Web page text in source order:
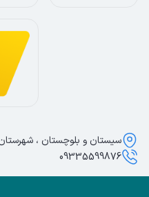
سیستان و بلوچستان ، شهرستان
09335599876